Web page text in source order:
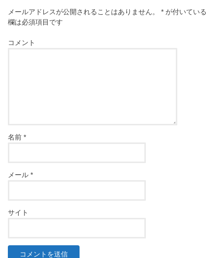
メールアドレスが公開されることはありません。 * が付いている
欄は必須項目です
コメント
名前*
メール*
サイト